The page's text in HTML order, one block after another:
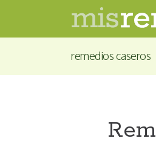
remedios caseros